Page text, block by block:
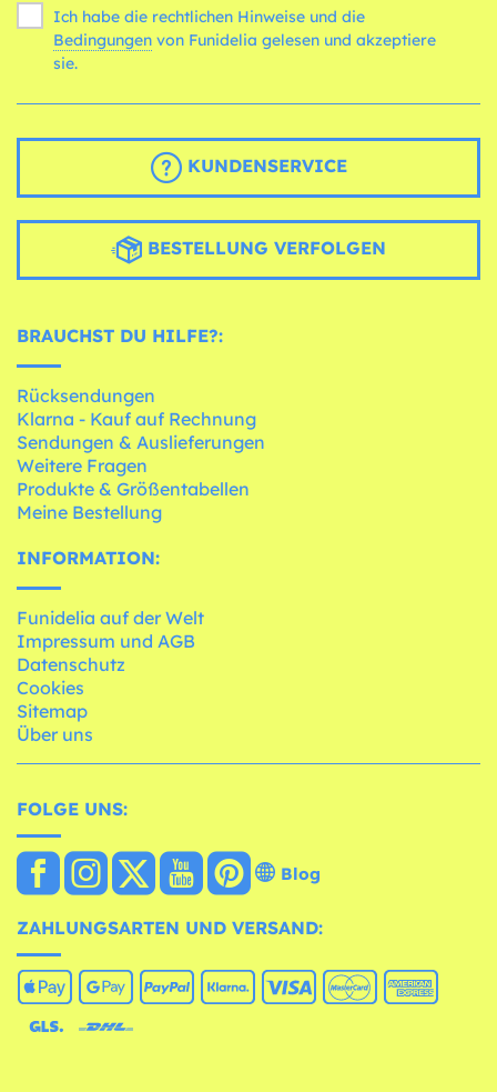
Ich habe die rechtlichen Hinweise und die
Bedingungen
sie.
KUNDENSERVICE
BESTELLUNG VERFOLGEN
BRAUCHST DU HILFE?:
Rücksendungen
Klarna - Kauf auf Rechnung
Sendungen & Auslieferungen
Weitere Fragen
Produkte & Größentabellen
Meine Bestellung
INFORMATION:
Funidelia auf der Welt
Impressum und AGB
Datenschutz
Cookies
Sitemap
Über uns
FOLGE UNS:
Blog
ZAHLUNGSARTEN UND VERSAND: